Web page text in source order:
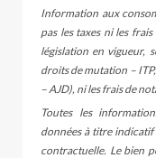
Information aux
pas les taxes ni les
législation en vigueur,
droits de mutation –
– AJD), ni les frais de
Toutes les
données à titre
contractuelle. Le bien